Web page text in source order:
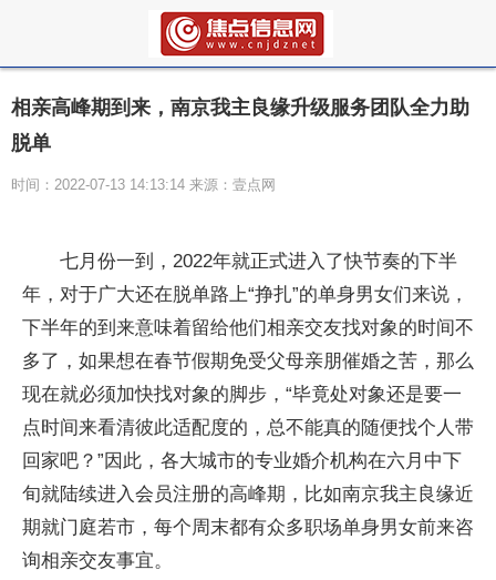
相亲高峰期到来，南京我主良缘升级服务团队全力助
脱单
时间：2022-07-13 14:13:14 来源：壹点网
七月份一到，2022年就正式进入了快节奏的下半
年，对于广大还在脱单路上“挣扎”的单身男女们来说，
下半年的到来意味着留给他们相亲交友找对象的时间不
多了，如果想在春节假期免受父母亲朋催婚之苦，那么
现在就必须加快找对象的脚步，“毕竟处对象还是要一
点时间来看清彼此适配度的，总不能真的随便找个人带
回家吧？”因此，各大城市的专业婚介机构在六月中下
旬就陆续进入会员注册的高峰期，比如南京我主良缘近
期就门庭若市，每个周末都有众多职场单身男女前来咨
询相亲交友事宜。